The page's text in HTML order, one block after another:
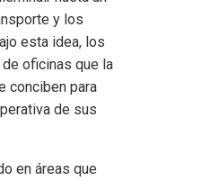
y los
esta idea, los
oficinas que la
conciben para
de sus
en áreas que